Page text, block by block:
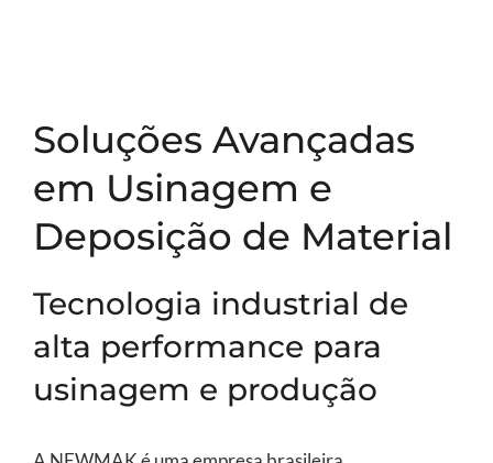
Soluções Avançadas
em Usinagem e
Deposição de Material
Tecnologia industrial de
alta performance para
usinagem e produção